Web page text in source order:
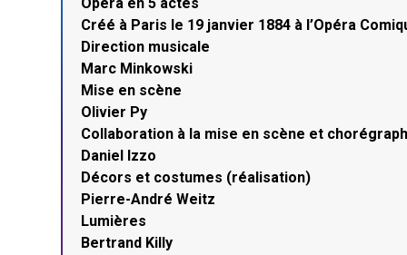
Créé à Paris le 19 janvier 1884 à l’Opéra
Direction musicale
Marc Minkowski
Mise en scène
Olivier Py
Collaboration à la mise en scène et
Daniel Izzo
Décors et costumes (réalisation)
Pierre-André Weitz
Lumières
Bertrand Killy